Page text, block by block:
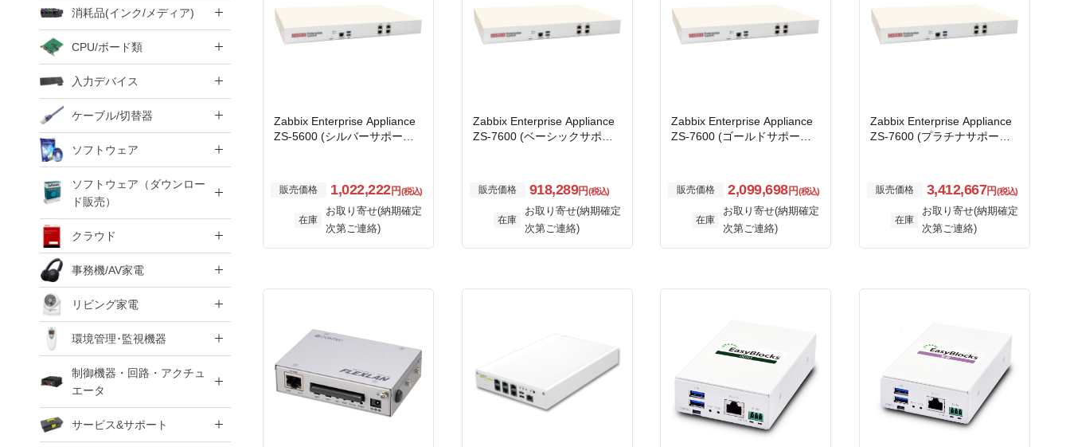
Zabbix Enterprise Appliance
ZS-5600 (シルバーサポート f
販売価格 1,022,222円(税込)
在庫
お取り寄せ(納期確定
次第ご連絡)
Zabbix Enterprise Appliance
ZS-7600 (ベーシックサポー
販売価格 918,289円(税込)
在庫
お取り寄せ(納期確定
次第ご連絡)
Zabbix Enterprise Appliance
ZS-7600 (ゴールドサポート f
販売価格 2,099,698円(税込)
在庫
お取り寄せ(納期確定
次第ご連絡)
Zabbix Enterprise Appliance
ZS-7600 (プラチナサポート f
販売価格 3,412,667円(税込)
在庫
お取り寄せ(納期確定
次第ご連絡)
消耗品(インク/メディア)
CPU/ボード類
入力デバイス
ケーブル/切替器
ソフトウェア
ソフトウェア（ダウンロー
ド販売）
クラウド
事務機/AV家電
リビング家電
環境管理･監視機器
制御機器・回路・アクチュ
エータ
サービス&サポート